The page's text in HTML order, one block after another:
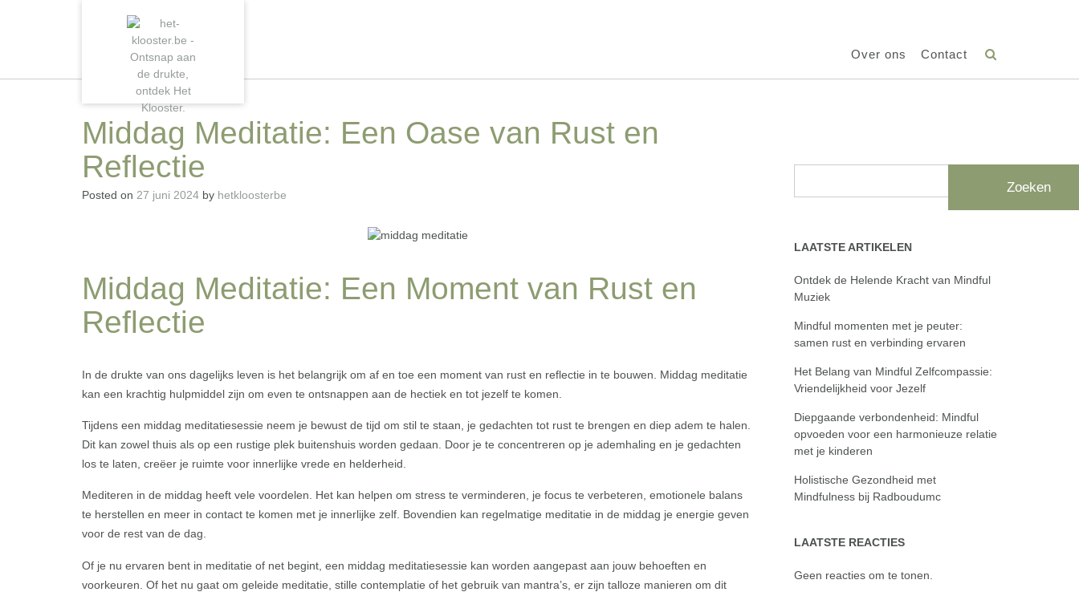
Over ons Contact
Middag Meditatie: Een Oase van Rust en
Reflectie
Posted on 27 juni 2024 by hetkloosterbe
Middag Meditatie: Een Moment van Rust en
Reflectie
In de drukte van ons dagelijks leven is het belangrijk om af en toe een moment van rust en reflectie in te bouwen. Middag meditatie
kan een krachtig hulpmiddel zijn om even te ontsnappen aan de hectiek en tot jezelf te komen.
Tijdens een middag meditatiesessie neem je bewust de tijd om stil te staan, je gedachten tot rust te brengen en diep adem te halen.
Dit kan zowel thuis als op een rustige plek buitenshuis worden gedaan. Door je te concentreren op je ademhaling en je gedachten
los te laten, creëer je ruimte voor innerlijke vrede en helderheid.
Mediteren in de middag heeft vele voordelen. Het kan helpen om stress te verminderen, je focus te verbeteren, emotionele balans
te herstellen en meer in contact te komen met je innerlijke zelf. Bovendien kan regelmatige meditatie in de middag je energie geven
voor de rest van de dag.
Of je nu ervaren bent in meditatie of net begint, een middag meditatiesessie kan worden aangepast aan jouw behoeften en
voorkeuren. Of het nu gaat om geleide meditatie, stille contemplatie of het gebruik van mantra’s, er zijn talloze manieren om dit
Zoeken
LAATSTE ARTIKELEN
Ontdek de Helende Kracht van Mindful
Muziek
Mindful momenten met je peuter:
samen rust en verbinding ervaren
Het Belang van Mindful Zelfcompassie:
Vriendelijkheid voor Jezelf
Diepgaande verbondenheid: Mindful
opvoeden voor een harmonieuze relatie
met je kinderen
Holistische Gezondheid met
Mindfulness bij Radboudumc
LAATSTE REACTIES
Geen reacties om te tonen.